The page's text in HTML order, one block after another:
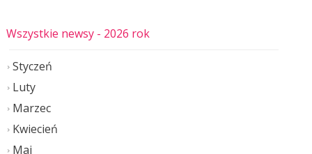
Wszystkie newsy - 2026 rok
Styczeń
Luty
Marzec
Kwiecień
Maj